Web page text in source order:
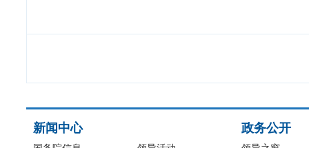
新闻中心 政务公开